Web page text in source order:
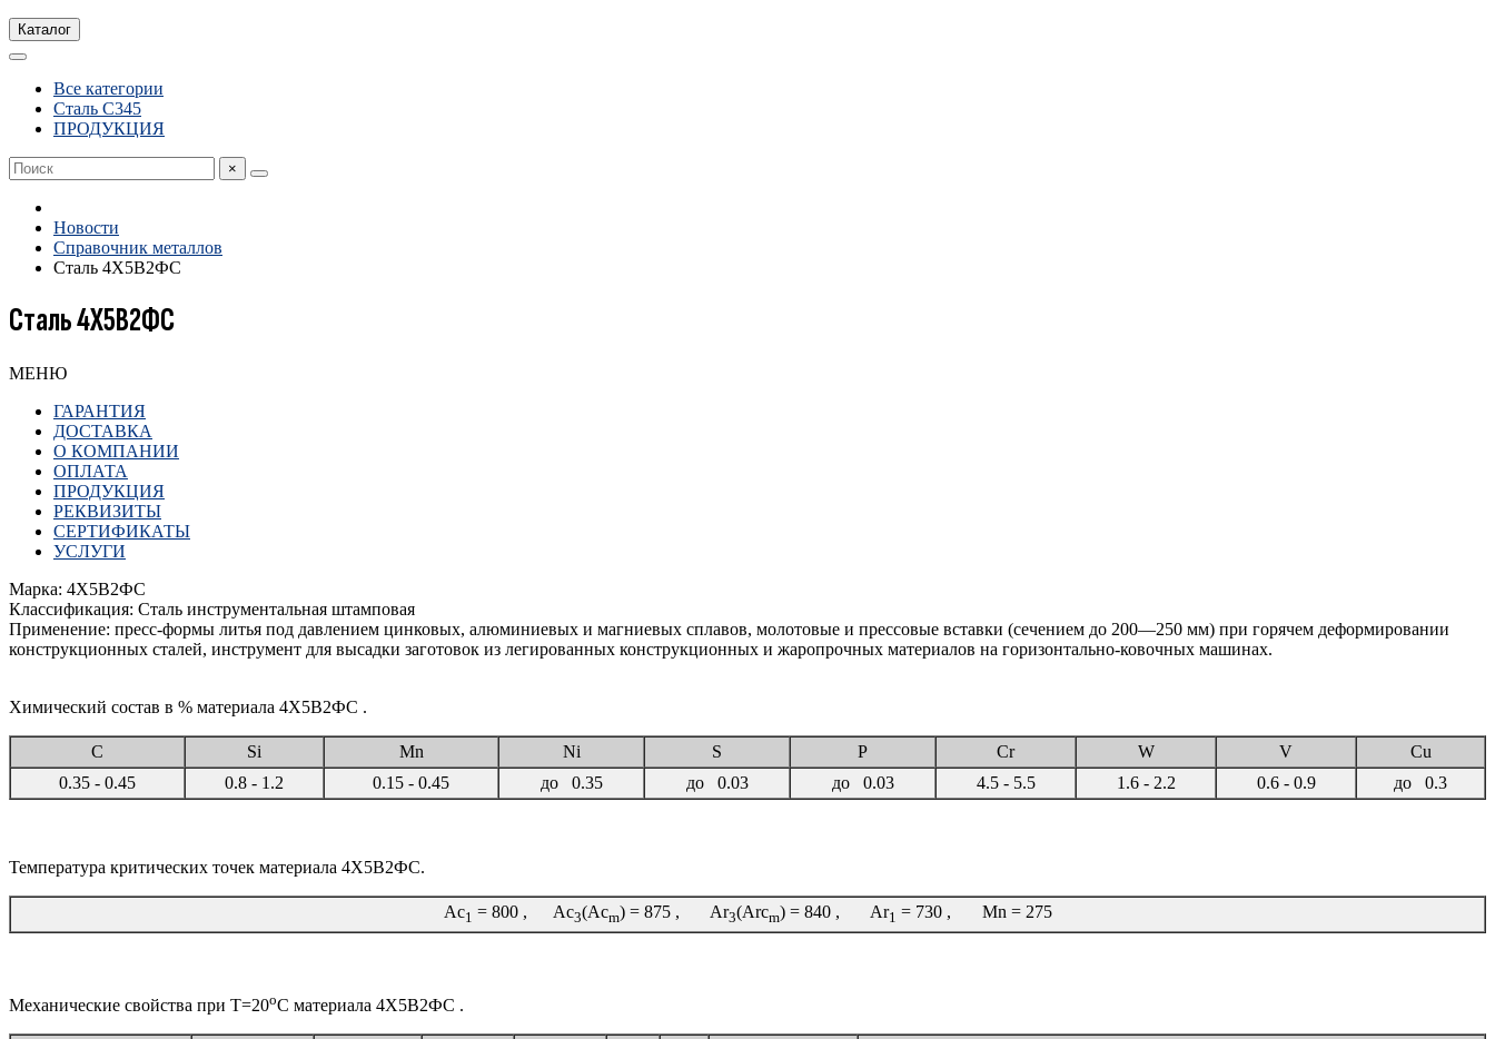
Каталог
Все категории
Сталь С345
ПРОДУКЦИЯ
×
Новости
Справочник металлов
Сталь 4Х5В2ФС
Сталь 4Х5В2ФС
МЕНЮ
ГАРАНТИЯ
ДОСТАВКА
О КОМПАНИИ
ОПЛАТА
ПРОДУКЦИЯ
РЕКВИЗИТЫ
СЕРТИФИКАТЫ
УСЛУГИ
Марка: 4Х5В2ФС
Классификация: Сталь инструментальная штамповая
Применение: пресс-формы литья под давлением цинковых, алюминиевых и магниевых сплавов, молотовые и прессовые вставки (сечением до 200—250 мм) при горячем деформировании
конструкционных сталей, инструмент для высадки заготовок из легированных конструкционных и жаропрочных материалов на горизонтально-ковочных машинах.
Химический состав в % материала 4Х5В2ФС .
C Si Mn Ni S P Cr W V
Cu
0.35 - 0.45
0.8 - 1.2 0.15 - 0.45 до 0.35 до 0.03 до 0.03 4.5 - 5.5 1.6 - 2.2 0.6 - 0.9 до 0.3
Температура критических точек материала 4Х5В2ФС.
Ac1 = 800 , Ac3(Acm) = 875 , Ar3(Arcm) = 840 , Ar1 = 730 , Mn = 275
Механические свойства при Т=20oС материала 4Х5В2ФС .